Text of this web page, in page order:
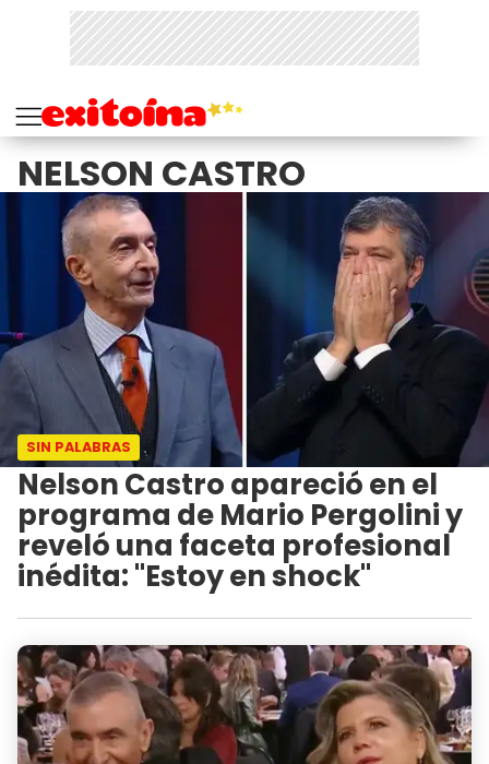
NELSON CASTRO
SIN PALABRAS
Nelson Castro apareció en el
programa de Mario Pergolini y
reveló una faceta profesional
inédita: "Estoy en shock"